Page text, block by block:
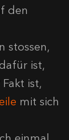
den
stossen,
ist,
ist,
mit sich